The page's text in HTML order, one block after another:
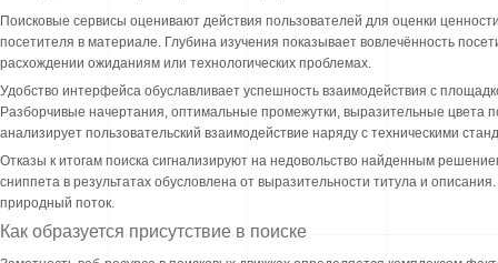
Поисковые сервисы оценивают действия пользователей для оценки
посетителя в материале. Глубина изучения показывает вовлечённость
расхождении ожиданиям или технологических проблемах.
Удобство интерфейса обуславливает успешность взаимодействия с
Разборчивые начертания, оптимальные промежутки, выразительные
анализирует пользовательский взаимодействие наряду с техническими
Отказы к итогам поиска сигнализируют на недовольство найденным
сниппета в результатах обусловлена от выразительности титула и
природный поток.
Как образуется присутствие в поиске